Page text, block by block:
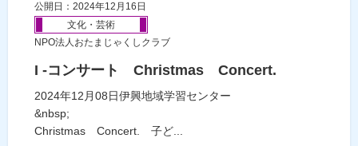
公開日：2024年12月16日
文化・芸術
NPO法人おたまじゃくしクラブ
I -コンサート Christmas Concert.
2024年12月08日伊興地域学習センター
&nbsp;
Christmas Concert. 子ど...